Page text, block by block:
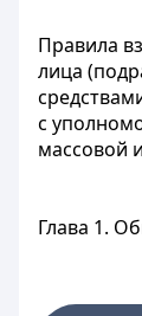
Правила
лица
с
массовой
Глава 1.